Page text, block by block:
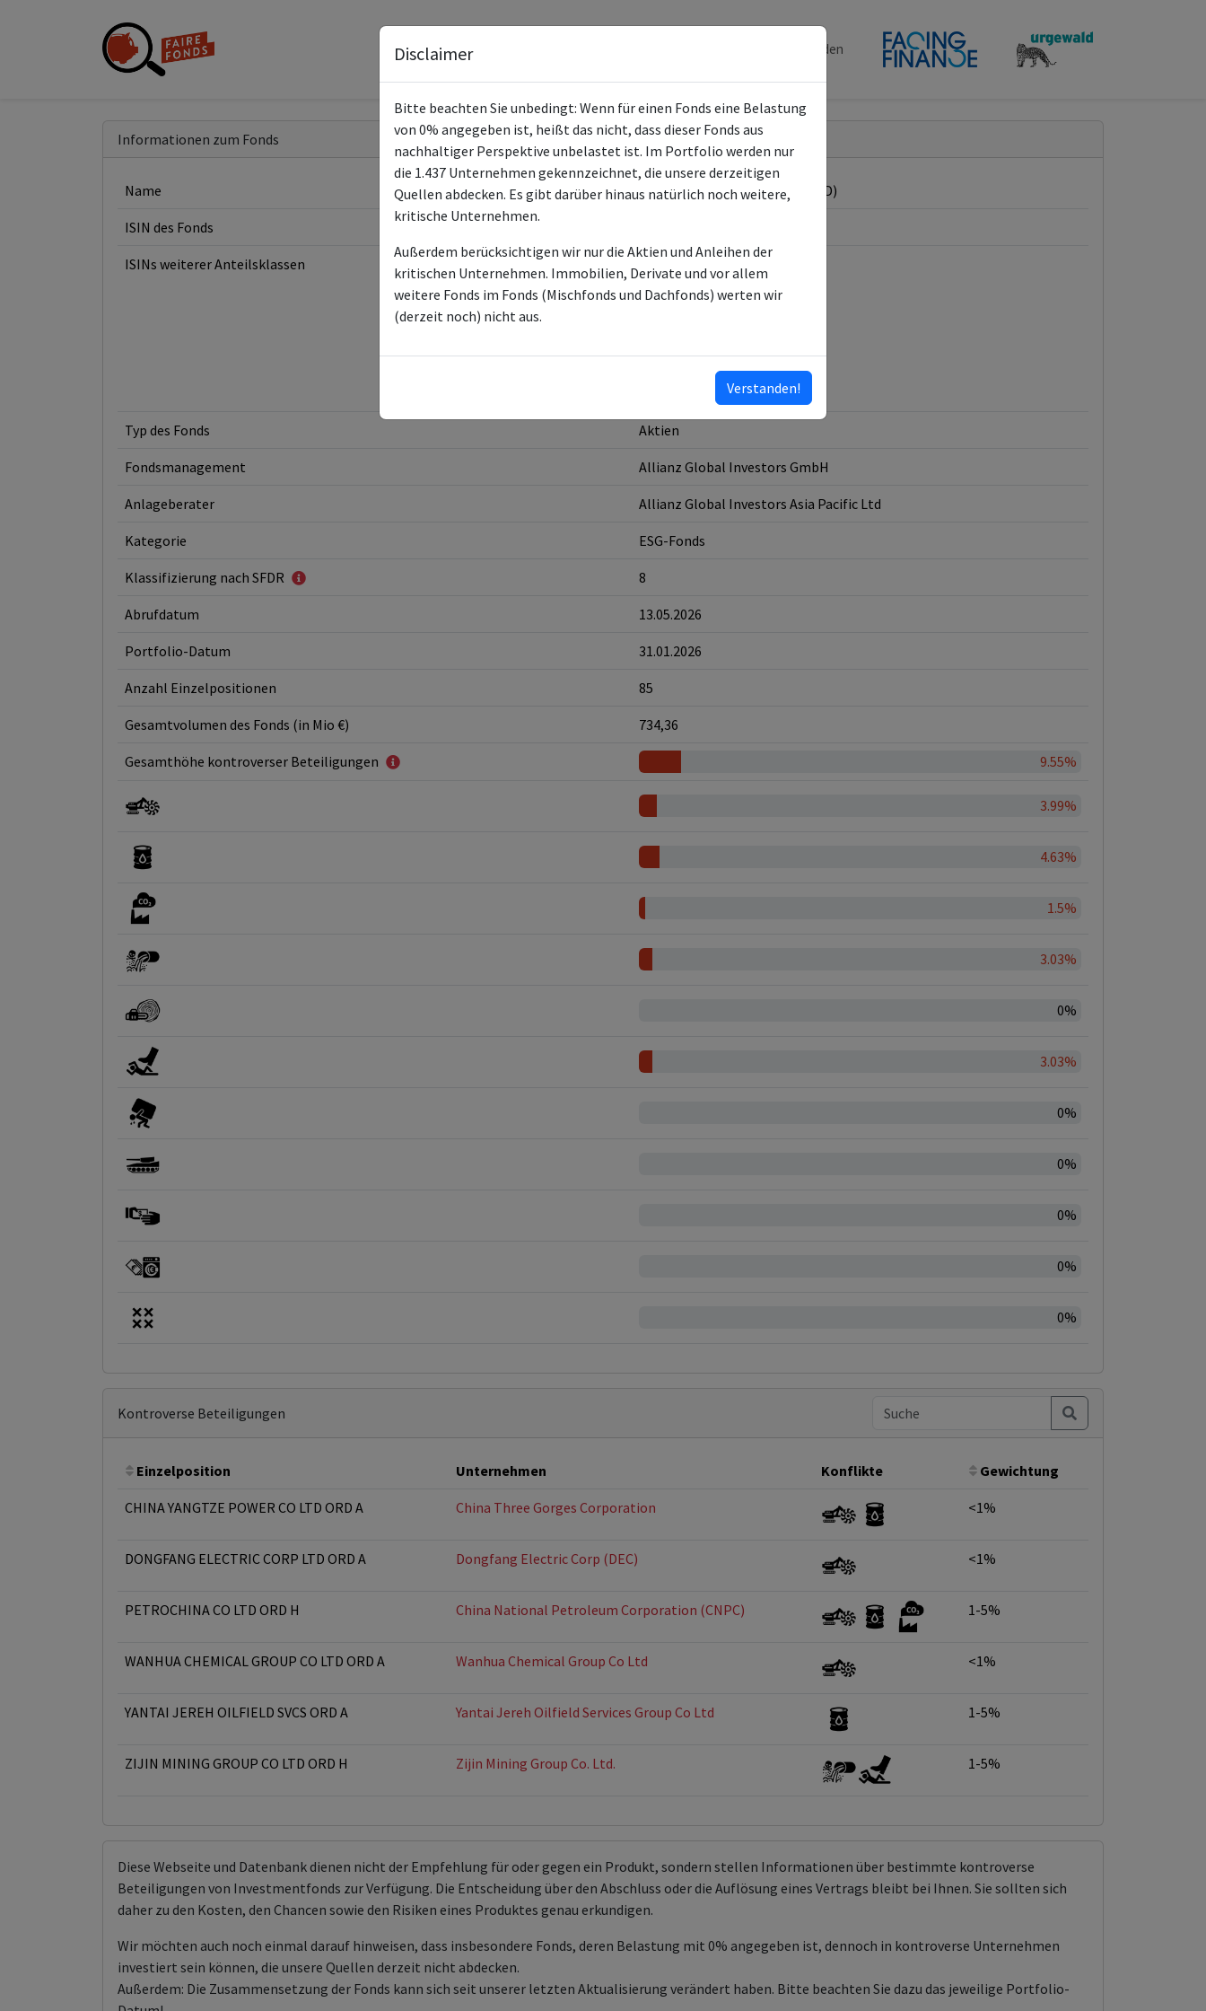
Fonds Spenden
Informationen zum Fonds
Name Allianz All China Equity AT (USD)
ISIN des Fonds
ISINs weiterer Anteilsklassen
LU1958617737
LU1794554631
LU1961090484
ISINs ausklappen
Typ des Fonds Aktien
Fondsmanagement Allianz Global Investors GmbH
Anlageberater Allianz Global Investors Asia Pacific Ltd
Kategorie ESG-Fonds
Klassifizierung nach SFDR 8
Abrufdatum 13.05.2026
Portfolio-Datum 31.01.2026
Anzahl Einzelpositionen 85
Gesamtvolumen des Fonds (in Mio €) 734,36
Gesamthöhe kontroverser Beteiligungen 9.55%
3.99%
4.63%
1.5%
3.03%
0%
3.03%
0%
0%
0%
0%
0%
Kontroverse Beteiligungen
Einzelposition Unternehmen Konflikte Gewichtung
CHINA YANGTZE POWER CO LTD ORD A China Three Gorges Corporation <1%
DONGFANG ELECTRIC CORP LTD ORD A Dongfang Electric Corp (DEC) <1%
PETROCHINA CO LTD ORD H China National Petroleum Corporation (CNPC) 1-5%
WANHUA CHEMICAL GROUP CO LTD ORD A Wanhua Chemical Group Co Ltd <1%
YANTAI JEREH OILFIELD SVCS ORD A Yantai Jereh Oilfield Services Group Co Ltd 1-5%
ZIJIN MINING GROUP CO LTD ORD H Zijin Mining Group Co. Ltd. 1-5%
Diese Webseite und Datenbank dienen nicht der Empfehlung für oder gegen ein Produkt, sondern stellen Informationen über bestimmte kontroverse
Beteiligungen von Investmentfonds zur Verfügung. Die Entscheidung über den Abschluss oder die Auflösung eines Vertrags bleibt bei Ihnen. Sie sollten sich
daher zu den Kosten, den Chancen sowie den Risiken eines Produktes genau erkundigen.
Wir möchten auch noch einmal darauf hinweisen, dass insbesondere Fonds, deren Belastung mit 0% angegeben ist, dennoch in kontroverse Unternehmen
investiert sein können, die unsere Quellen derzeit nicht abdecken.
Außerdem: Die Zusammensetzung der Fonds kann sich seit unserer letzten Aktualisierung verändert haben. Bitte beachten Sie dazu das jeweilige Portfolio-
Disclaimer
Bitte beachten Sie unbedingt: Wenn für einen Fonds eine Belastung
von 0% angegeben ist, heißt das nicht, dass dieser Fonds aus
nachhaltiger Perspektive unbelastet ist. Im Portfolio werden nur
die 1.437 Unternehmen gekennzeichnet, die unsere derzeitigen
Quellen abdecken. Es gibt darüber hinaus natürlich noch weitere,
kritische Unternehmen.
Außerdem berücksichtigen wir nur die Aktien und Anleihen der
kritischen Unternehmen. Immobilien, Derivate und vor allem
weitere Fonds im Fonds (Mischfonds und Dachfonds) werten wir
(derzeit noch) nicht aus.
Verstanden!